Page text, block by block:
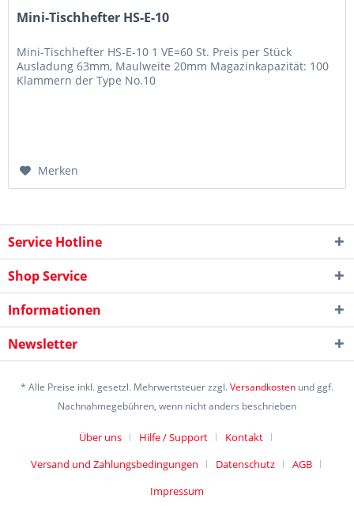
Mini-Tischhefter HS-E-10
Mini-Tischhefter HS-E-10 1 VE=60 St. Preis per Stück
Ausladung 63mm, Maulweite 20mm Magazinkapazität: 100
Klammern der Type No.10
Merken
Service Hotline
Shop Service
Informationen
Newsletter
* Alle Preise inkl. gesetzl. Mehrwertsteuer zzgl.Versandkosten und ggf.
Nachnahmegebühren, wenn nicht anders beschrieben
Über uns Hilfe / Support
Kontakt
Versand und Zahlungsbedingungen
Datenschutz
AGB
Impressum